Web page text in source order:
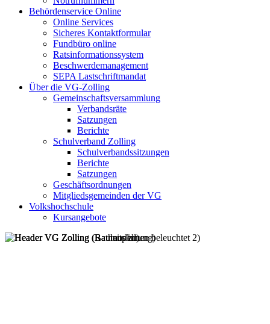
Behördenservice Online
Online Services
Sicheres Kontaktformular
Fundbüro online
Ratsinformationssystem
Beschwerdemanagement
SEPA Lastschriftmandat
Über die VG-Zolling
Gemeinschaftsversammlung
Verbandsräte
Satzungen
Berichte
Schulverband Zolling
Schulverbandssitzungen
Berichte
Satzungen
Geschäftsordnungen
Mitgliedsgemeinden der VG
Volkshochschule
Kursangebote